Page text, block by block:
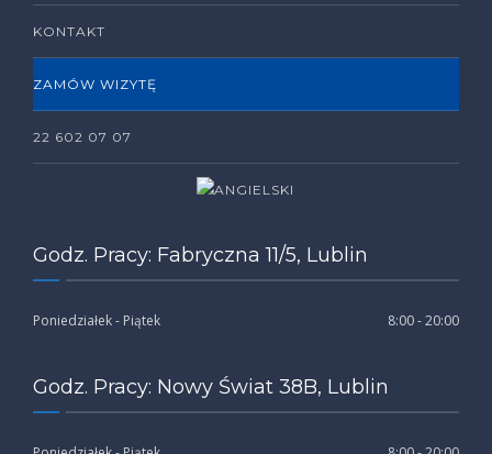
KONTAKT
ZAMÓW WIZYTĘ
22 602 07 07
Godz. Pracy: Fabryczna 11/5, Lublin
Poniedziałek - Piątek 8:00 - 20:00
Godz. Pracy: Nowy Świat 38B, Lublin